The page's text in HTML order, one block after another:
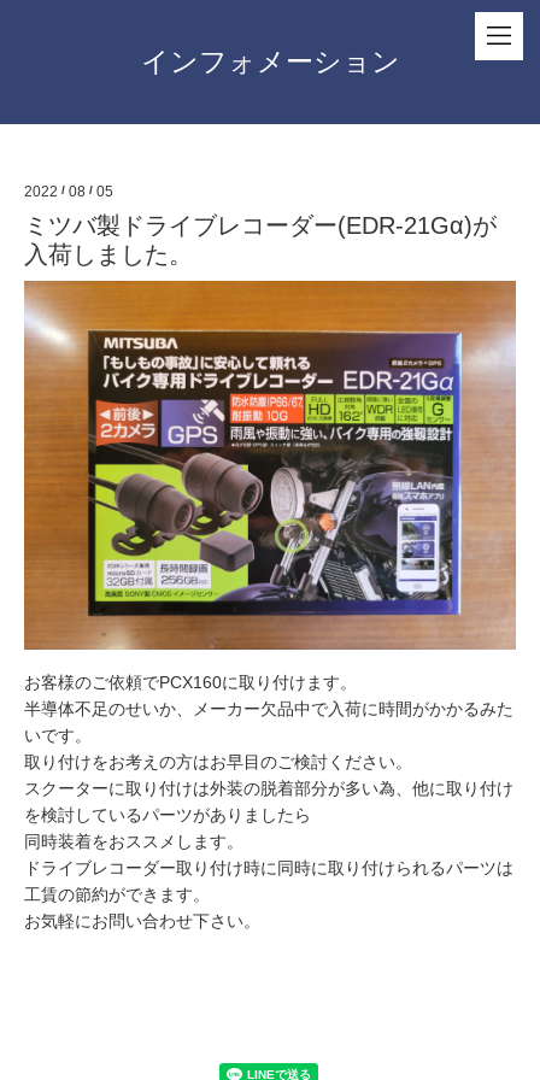
インフォメーション
2022 / 08 / 05
ミツバ製ドライブレコーダー(EDR-21Gα)が
入荷しました。
お客様のご依頼でPCX160に取り付けます。
半導体不足のせいか、メーカー欠品中で入荷に時間がかかるみた
いです。
取り付けをお考えの方はお早目のご検討ください。
スクーターに取り付けは外装の脱着部分が多い為、他に取り付け
を検討しているパーツがありましたら
同時装着をおススメします。
ドライブレコーダー取り付け時に同時に取り付けられるパーツは
工賃の節約ができます。
お気軽にお問い合わせ下さい。